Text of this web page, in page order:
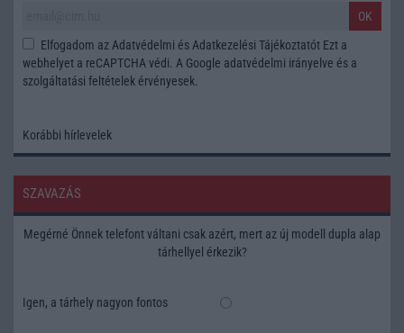
OK
Elfogadom az Adatvédelmi és Adatkezelési Tájékoztatót Ezt a
webhelyet a reCAPTCHA védi. A Google adatvédelmi irányelve és a
szolgáltatási feltételek érvényesek.
Korábbi hírlevelek
SZAVAZÁS
Megérné Önnek telefont váltani csak azért, mert az új modell dupla alap
tárhellyel érkezik?
Igen, a tárhely nagyon fontos